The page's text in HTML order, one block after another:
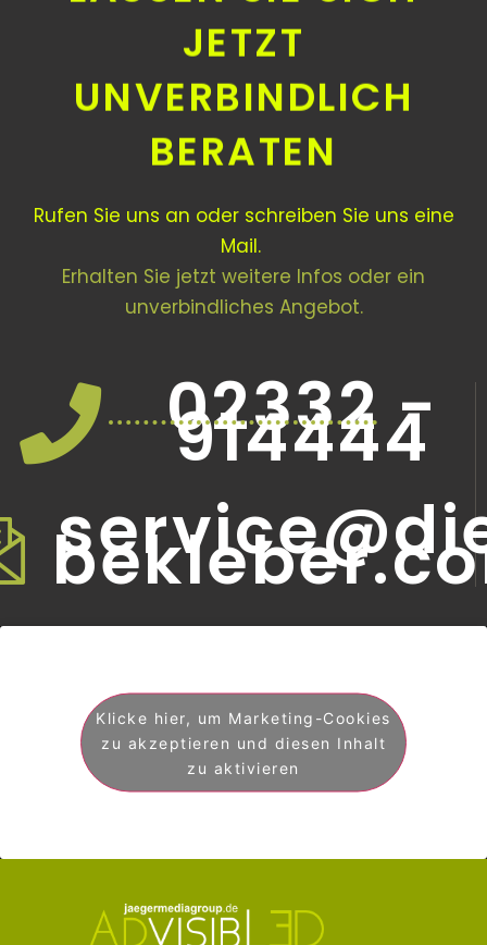
JETZT
UNVERBINDLICH
BERATEN
Rufen Sie uns an oder schreiben Sie uns eine
Mail.
Erhalten Sie jetzt weitere Infos oder ein
unverbindliches Angebot.
02332 -
914444
Klicke hier, um Marketing-Cookies
zu akzeptieren und diesen Inhalt
zu aktivieren